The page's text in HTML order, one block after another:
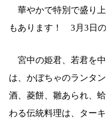
華やかで特別で盛り
もあります！ 3月3日の
宮中の姫君、若君を
は、かぼちゃのランタ
酒、菱餅、雛あられ、
わる伝統料理は、ター